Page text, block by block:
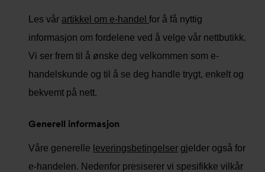
Les vår artikkel om e-handel for å få nyttig
informasjon om fordelene ved å velge vår nettbutikk.
Vi ser frem til å ønske deg velkommen som e-
handelskunde og til å se deg handle trygt, enkelt og
bekvemt på nett.
Generell informasjon
Våre generelle leveringsbetingelser gjelder også for
e-handelen. Nedenfor presiserer vi spesifikke vilkår